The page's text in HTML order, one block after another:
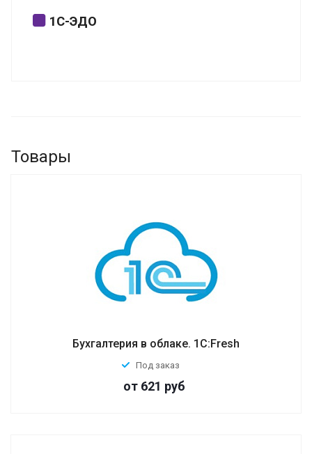
1С-ЭДО
прямо из программ «1С» через одного
Товары
Бухгалтерия в облаке. 1С:Fresh
Под заказ
от 621 руб